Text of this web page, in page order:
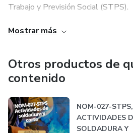
Al finalizar el curso, se hará
posteriores a la finalización.
La constancia deberá ser
se proporcionará durante el curso.
Capacítate, cumple con la
seguridad en tu empresa desde la
Trabajo y Previsión Social (STPS).
M.E.T. Seguridad e Higiene
cursos en:
 condiciones de seguridad para
(NOM-009-STPS)
 Actividades de soldadura y
Mostrar más
Otros productos de
contenido
NOM-027-STPS,
ACTIVIDADES
SOLDADURA Y